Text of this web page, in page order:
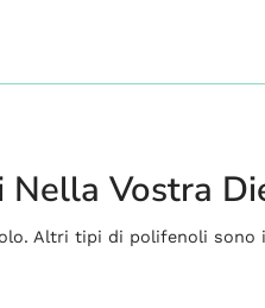
Nella Vostra
Altri tipi di polifenoli sono